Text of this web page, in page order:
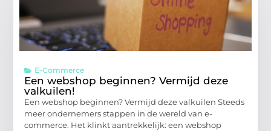
E-Commerce
Een webshop beginnen? Vermijd deze
valkuilen!
Een webshop beginnen? Vermijd deze valkuilen Steeds
meer ondernemers stappen in de wereld van e-
commerce. Het klinkt aantrekkelijk: een webshop